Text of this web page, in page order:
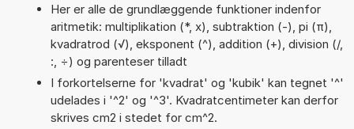
Her er alle de grundlæggende funktioner indenfor
aritmetik: multiplikation (*, x), subtraktion (-), pi (π),
kvadratrod (√), eksponent (^), addition (+), division (/,
:, ÷) og parenteser tilladt
I forkortelserne for 'kvadrat' og 'kubik' kan tegnet '^'
udelades i '^2' og '^3'. Kvadratcentimeter kan derfor
skrives cm2 i stedet for cm^2.